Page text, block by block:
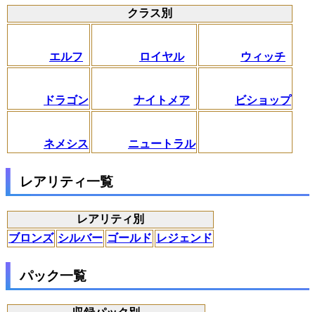
クラス別
エルフ ロイヤル ウィッチ
ドラゴン ナイトメア ビショップ
ネメシス ニュートラル
レアリティ一覧
レアリティ別
ブロンズ シルバー ゴールド レジェンド
パック一覧